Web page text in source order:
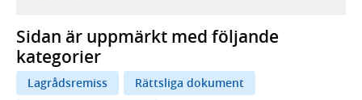
Sidan är uppmärkt med följande
kategorier
Lagrådsremiss
Rättsliga dokument